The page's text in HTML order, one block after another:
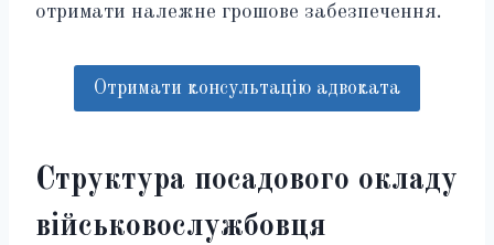
отримати належне грошове забезпечення.
Отримати консультацію адвоката
Структура посадового окладу
військовослужбовця